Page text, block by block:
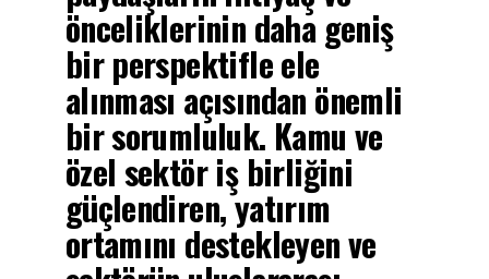
önceliklerinin daha geniş
bir perspektifle ele
alınması açısından önemli
bir sorumluluk. Kamu ve
özel sektör iş birliğini
güçlendiren, yatırım
ortamını destekleyen ve